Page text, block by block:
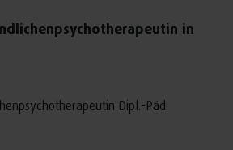
in
Dipl.-Päd